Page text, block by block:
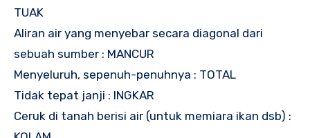
TUAK
Aliran air yang menyebar secara diagonal dari
sebuah sumber : MANCUR
Menyeluruh, sepenuh-penuhnya : TOTAL
Tidak tepat janji : INGKAR
Ceruk di tanah berisi air (untuk memiara ikan dsb) :